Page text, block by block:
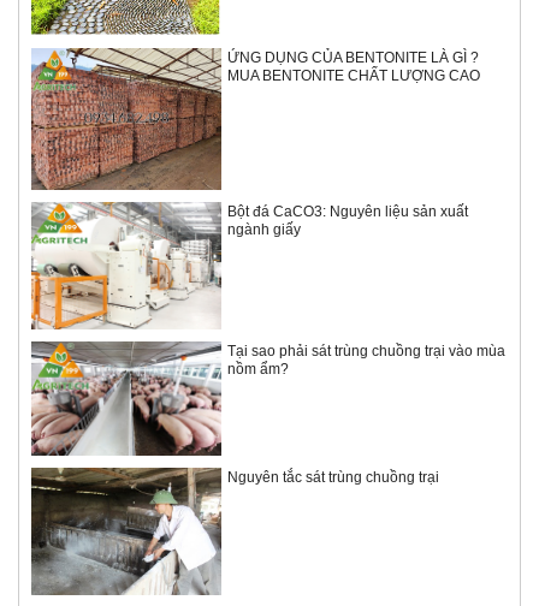
ỨNG DỤNG CỦA BENTONITE LÀ GÌ ?
MUA BENTONITE CHẤT LƯỢNG CAO
Bột đá CaCO3: Nguyên liệu sản xuất
ngành giấy
Tại sao phải sát trùng chuồng trại vào mùa
nồm ẩm?
Nguyên tắc sát trùng chuồng trại